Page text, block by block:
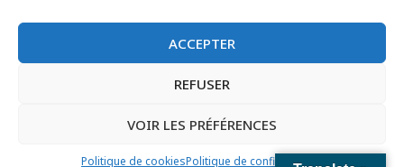
ACCEPTER
REFUSER
VOIR LES PRÉFÉRENCES
Politique de cookiesPolitique de confidentialité
© SIAO-06 COPYRIGHT 2024